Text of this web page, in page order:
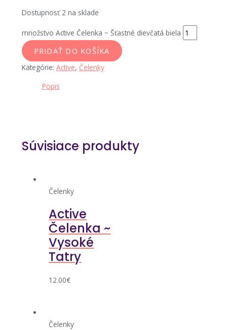
Dostupnosť 2 na sklade
množstvo Active Čelenka ~ Šťastné dievčatá biela
PRIDAŤ DO KOŠÍKA
Kategórie: Active, Čelenky
Popis
Súvisiace produkty
Čelenky
Active
Čelenka ~
Vysoké
Tatry
12.00€
Čelenky